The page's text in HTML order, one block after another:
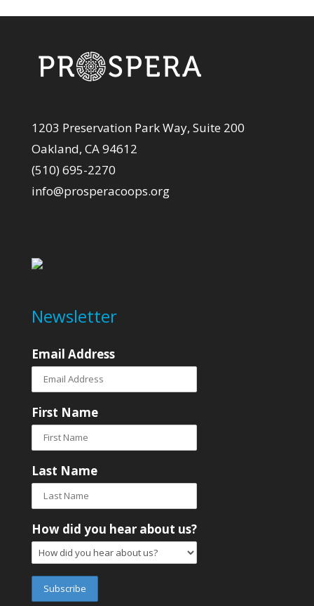
1203 Preservation Park Way, Suite 200
Oakland, CA 94612
(510) 695-2270
info@prosperacoops.org
Newsletter
Email Address
First Name
Last Name
How did you hear about us?